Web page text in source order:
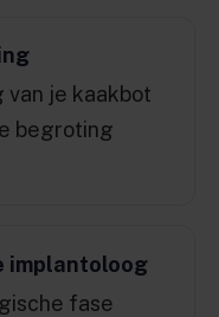
van je kaakbot
begroting
implantoloog
fase